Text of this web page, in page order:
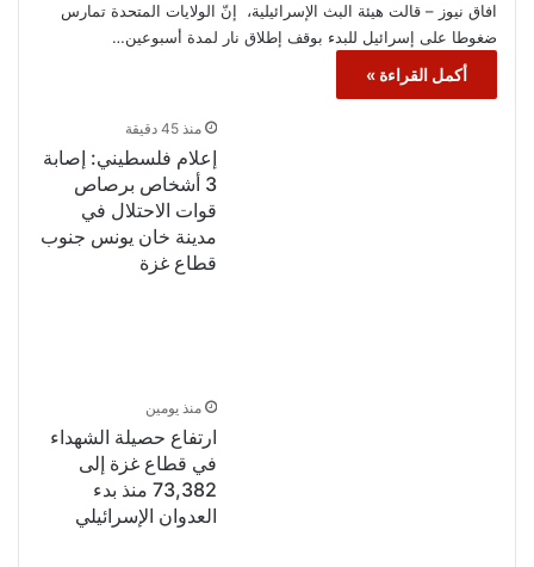
افاق نيوز – قالت هيئة البث الإسرائيلية، إنّ الولايات المتحدة تمارس
ضغوطا على إسرائيل للبدء بوقف إطلاق نار لمدة أسبوعين…
أكمل القراءة »
منذ 45 دقيقة
إعلام فلسطيني: إصابة
3 أشخاص برصاص
قوات الاحتلال في
مدينة خان يونس جنوب
قطاع غزة
منذ يومين
ارتفاع حصيلة الشهداء
في قطاع غزة إلى
73,382 منذ بدء
العدوان الإسرائيلي